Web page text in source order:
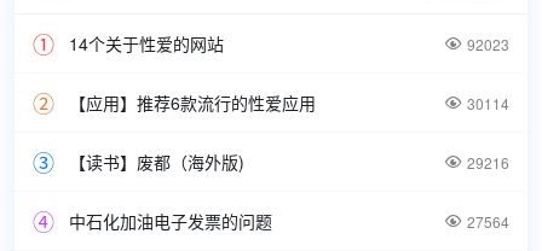
14个关于性爱的网站  92023
【应用】推荐6款流行的性爱应用  30114
【读书】废都（海外版)  29216
中石化加油电子发票的问题  27564